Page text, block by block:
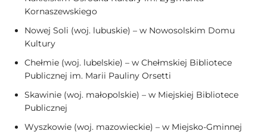
Kornaszewskiego
Nowej Soli (woj. lubuskie) – w Nowosolskim Domu
Kultury
Chełmie (woj. lubelskie) – w Chełmskiej Bibliotece
Publicznej im. Marii Pauliny Orsetti
Skawinie (woj. małopolskie) – w Miejskiej Bibliotece
Publicznej
Wyszkowie (woj. mazowieckie) – w Miejsko-Gminnej